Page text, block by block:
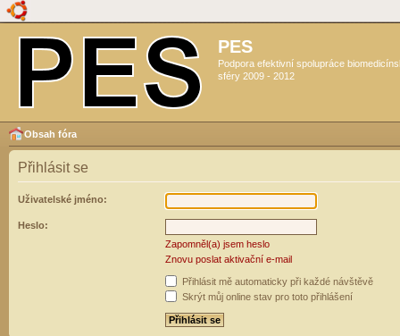
PES
Podpora efektivní spolupráce
sféry 2009 - 2012
Obsah fóra
Přihlásit se
Uživatelské jméno:
Heslo:
Zapomněl(a) jsem heslo
Znovu poslat aktivační e-mail
Přihlásit mě automaticky při každé návštěvě
Skrýt můj online stav pro toto přihlášení